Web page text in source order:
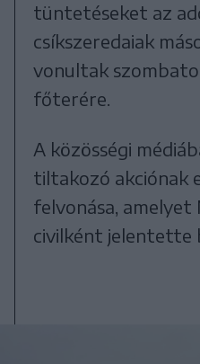
tüntetéseket az
csíkszeredaiak
vonultak
főterére.
A közösségi
tiltakozó akciónak
felvonása, amelyet
civilként jelentette